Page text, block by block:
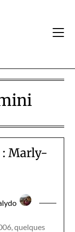
: Marly-
quelques